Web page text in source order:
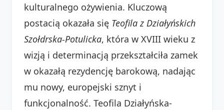
kulturalnego ożywienia. Kluczową
postacią okazała się Teofila z Działyńskich
Szołdrska-Potulicka, która w XVIII wieku z
wizją i determinacją przekształciła zamek
w okazałą rezydencję barokową, nadając
mu nowy, europejski sznyt i
funkcjonalność. Teofila Działyńska-